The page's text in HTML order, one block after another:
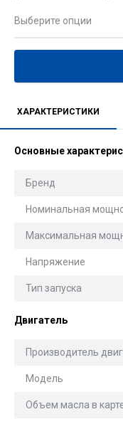
Выберите опции
ХАРАКТЕРИСТИКИ
Основные
Бренд
Номинальная
Максимальная
Напряжение
Тип запуска
Двигатель
Производитель
Модель
Объем масла в